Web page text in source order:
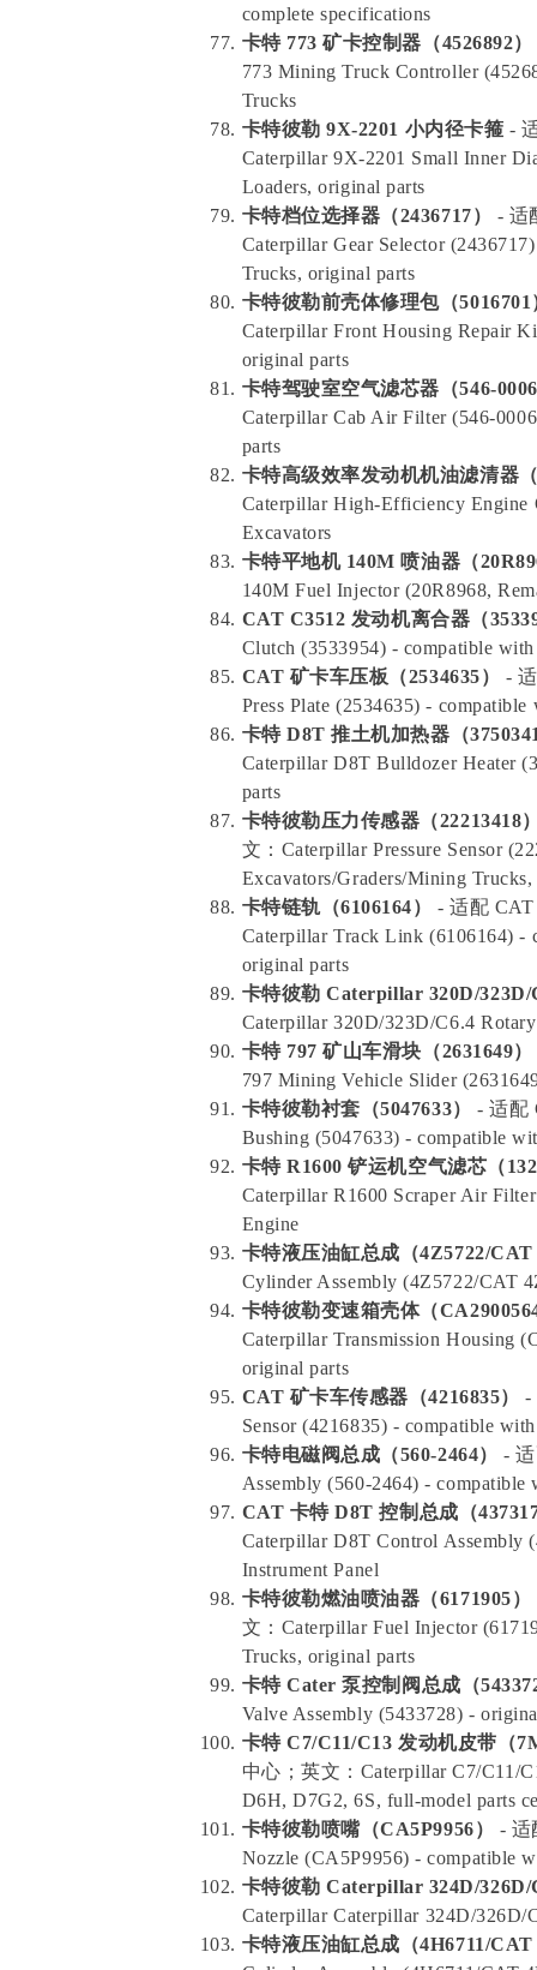
complete specifications
卡特 773 矿卡控制器（4526892）
773 Mining Truck Controller
Trucks
卡特彼勒 9X-2201 小内径卡箍 -
Caterpillar 9X-2201 Small Inner
Loaders, original parts
卡特档位选择器（2436717）
- 适
Caterpillar Gear Selector
Trucks, original parts
卡特彼勒前壳体修理包（5016701
Caterpillar Front Housing Repair
original parts
卡特驾驶室空气滤芯器（546-
Caterpillar Cab Air Filter (546-
parts
卡特高级效率发动机机油滤清器
Caterpillar High-Efficiency
Excavators
卡特平地机 140M 喷油器（
140M Fuel Injector (20R8968,
CAT C3512 发动机离合器（
Clutch (3533954) - compatible
CAT 矿卡车压板（2534635）
-
Press Plate (2534635) -
卡特 D8T 推土机加热器（
Caterpillar D8T Bulldozer Heater
parts
卡特彼勒压力传感器（22213418
文：Caterpillar Pressure Sensor
Excavators/Graders/Mining
卡特链轨（6106164）
- 适配
Caterpillar Track Link (6106164) -
original parts
卡特彼勒 Caterpillar 320D/323D/
Caterpillar 320D/323D/C6.4
卡特 797 矿山车滑块（2631649）
797 Mining Vehicle Slider
卡特彼勒衬套（5047633）
- 适配
Bushing (5047633) - compatible
卡特 R1600 铲运机空气滤芯（
Caterpillar R1600 Scraper Air
Engine
卡特液压油缸总成（4Z5722/CAT
Cylinder Assembly (4Z5722/CAT
卡特彼勒变速箱壳体（
Caterpillar Transmission Housing
original parts
CAT 矿卡车传感器（4216835）
-
Sensor (4216835) - compatible
卡特电磁阀总成（560-2464）
-
Assembly (560-2464) - compatible
CAT 卡特 D8T 控制总成（
Caterpillar D8T Control Assembly
Instrument Panel
卡特彼勒燃油喷油器（6171905）
文：Caterpillar Fuel Injector
Trucks, original parts
卡特 Cater 泵控制阀总成（
Valve Assembly (5433728) -
卡特 C7/C11/C13 发动机皮带（
中心；英文：Caterpillar C7/C11/
D6H, D7G2, 6S, full-model parts
卡特彼勒喷嘴（CA5P9956）
- 适
Nozzle (CA5P9956) - compatible
卡特彼勒 Caterpillar 324D/
Caterpillar Caterpillar 324D/326D/
卡特液压油缸总成（4H6711/CAT